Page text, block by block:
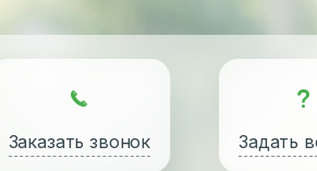
Заказать звонок Задать